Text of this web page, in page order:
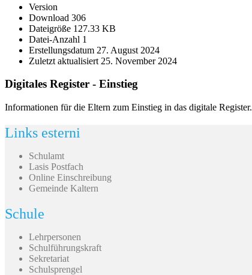
Version
Download 306
Dateigröße 127.33 KB
Datei-Anzahl 1
Erstellungsdatum 27. August 2024
Zuletzt aktualisiert 25. November 2024
Digitales Register - Einstieg
Informationen für die Eltern zum Einstieg in das digitale Register.
Links esterni
Schulamt
Lasis Postfach
Online Einschreibung
Gemeinde Kaltern
Schule
Lehrpersonen
Schulführungskraft
Sekretariat
Schulsprengel